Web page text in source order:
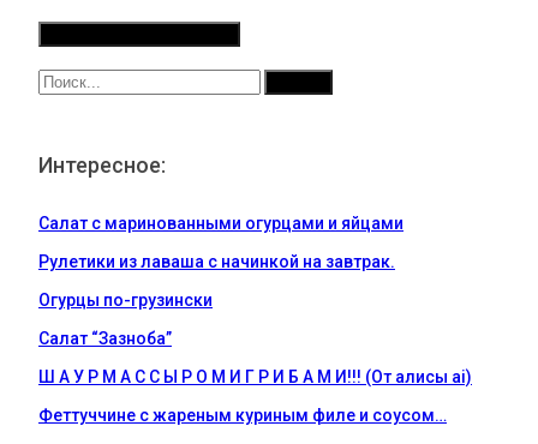
Интересное:
Салат с маринованными огурцами и яйцами
Рулетики из лаваша с начинкой на завтрак.
Огурцы по-грузински
Салат “Зазноба”
Ш А У Р М А С С Ы Р О М И Г Р И Б А М И!!! (От алисы ai)
Феттуччине с жареным куриным филе и соусом…